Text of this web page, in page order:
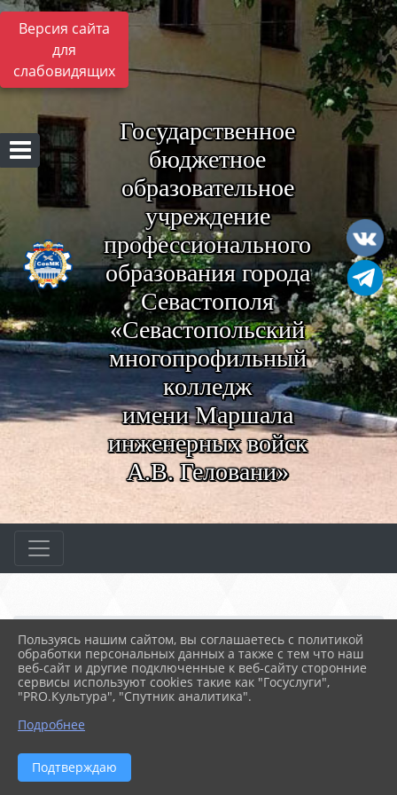
Версия сайта
для
слабовидящих
Государственное
бюджетное
образовательное
учреждение
профессионального
образования города
Севастополя
«Севастопольский
многопрофильный
колледж
имени Маршала
инженерных войск
А.В. Геловани»
Главная МЕРОПРИЯТИЯ
Новости
Единство народа - сила...
13.03.2024 07:24
ЕДИНСТВО НАРОДА - СИЛА РОССИИ!
Пользуясь нашим сайтом, вы соглашаетесь с политикой
обработки персональных данных а также с тем что наш
веб-сайт и другие подключенные к веб-сайту сторонние
сервисы используют cookies такие как "Госуслуги",
"PRO.Культура", "Спутник аналитика".
Подробнее
Подтверждаю